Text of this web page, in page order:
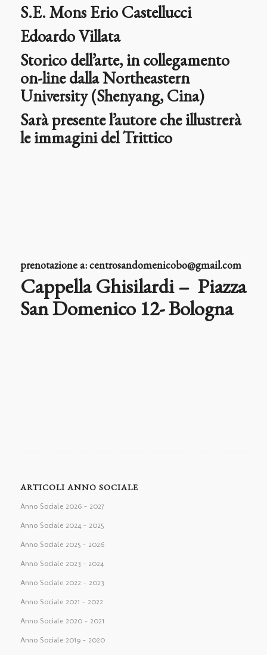
S.E. Mons Erio Castellucci
Edoardo Villata
Storico dell’arte, in collegamento
on-line dalla Northeastern
University (Shenyang, Cina)
Sarà presente l’autore che illustrerà
le immagini del Trittico
prenotazione a: centrosandomenicobo@gmail.com
Cappella Ghisilardi – Piazza
San Domenico 12- Bologna
ARTICOLI ANNO SOCIALE
Anno Sociale 2026 – 2027
Anno Sociale 2024 – 2025
Anno Sociale 2025 – 2026
Anno Sociale 2023 – 2024
Anno Sociale 2022 – 2023
Anno Sociale 2021 – 2022
Anno Sociale 2020 – 2021
Anno Sociale 2019 – 2020